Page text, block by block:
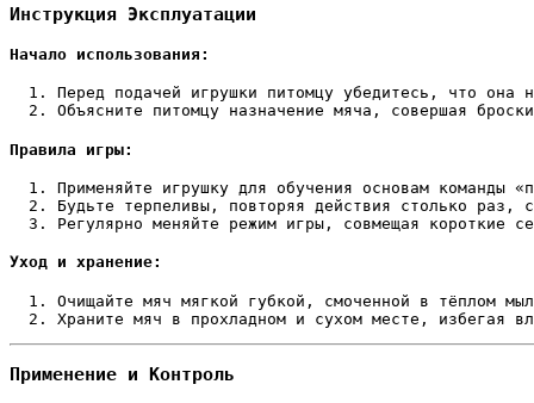
Инструкция Эксплуатации
Начало использования:
Перед подачей игрушки питомцу убедитесь, что она
Объясните питомцу назначение мяча, совершая
Правила игры:
Применяйте игрушку для обучения основам команды
Будьте терпеливы, повторяя действия столько раз,
Регулярно меняйте режим игры, совмещая короткие
Уход и хранение:
Очищайте мяч мягкой губкой, смоченной в тёплом
Храните мяч в прохладном и сухом месте, избегая
Применение и Контроль